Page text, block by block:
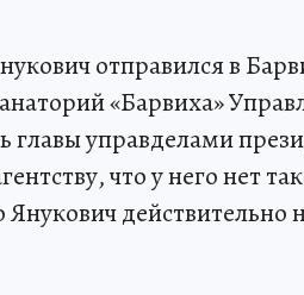
отправился в
«Барвиха»
главы управделами
что у него нет
Янукович действительно